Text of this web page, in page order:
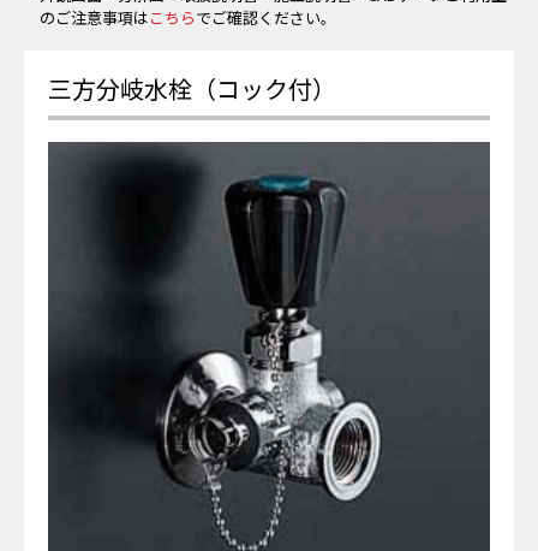
のご注意事項はこちらでご確認ください。
三方分岐水栓（コック付）